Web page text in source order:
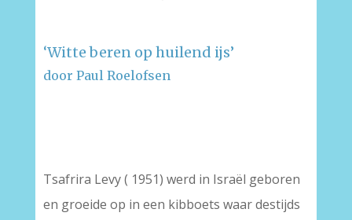
‘Witte beren op huilend ijs’
door Paul Roelofsen
Tsafrira Levy ( 1951) werd in Israël geboren
en groeide op in een kibboets waar destijds